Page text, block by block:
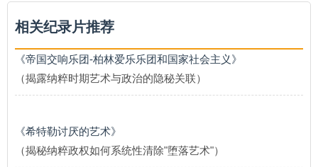
相关纪录片推荐
《帝国交响乐团-柏林爱乐乐团和国家社会主义》
（揭露纳粹时期艺术与政治的隐秘关联）
《希特勒讨厌的艺术》
（揭秘纳粹政权如何系统性清除"堕落艺术"）